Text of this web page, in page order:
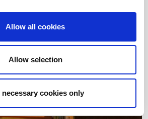
Allow all cookies
Allow selection
necessary cookies only
UUTISIA